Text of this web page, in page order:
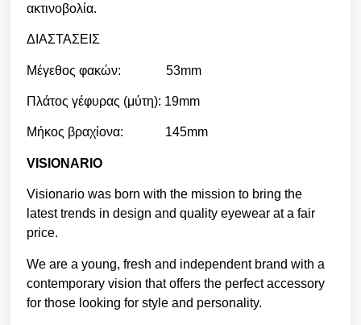
ακτινοβολία.
ΔΙΑΣΤΑΣΕΙΣ
Μέγεθος φακών: 53mm
Πλάτος γέφυρας (μύτη): 19mm
Μήκος βραχίονα: 145mm
VISIONARIO
Visionario was born with the mission to bring the
latest trends in design and quality eyewear at a fair
price.
We are a young, fresh and independent brand with a
contemporary vision that offers the perfect accessory
for those looking for style and personality.